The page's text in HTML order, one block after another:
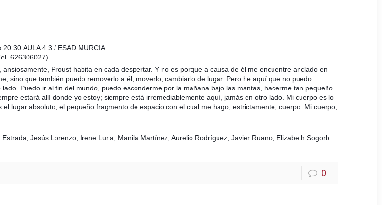
AULA 4.3 / ESAD MURCIA
626306027)
Proust habita en cada despertar. Y no es porque a causa de él me encuentre anclado en
sino que también puedo removerlo a él, moverlo, cambiarlo de lugar. Pero he aquí que no puedo
Puedo ir al fin del mundo, puedo esconderme por la mañana bajo las mantas, hacerme tan pequeño
estará allí donde yo estoy; siempre está irremediablemente aquí, jamás en otro lado. Mi cuerpo es lo
lugar absoluto, el pequeño fragmento de espacio con el cual me hago, estrictamente, cuerpo. Mi cuerpo,
Jesús Lorenzo, Irene Luna, Manila Martínez, Aurelio Rodríguez, Javier Ruano, Elizabeth Sogorb
0